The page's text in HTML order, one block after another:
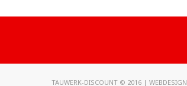
TAUWERK-DISCOUNT © 2016 | WEBDESIGN